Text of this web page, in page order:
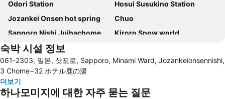
Odori Station
Hosui Susukino Station
Jozankei Onsen hot spring
Chuo
Sapporo Nishi Juihachome Station
Kiroro Snow world
Kita
Niseko Mountain Resort Gran Hirafu Ski
Minami
Chitose Station
숙박 시설 정보
061-2303, 일본, 삿포로, Sapporo, Minami Ward, Jozankeionsennishi,
3 Chome−32 ホテル鹿の湯
더보기
하나모미지에 대한 자주 묻는 질문